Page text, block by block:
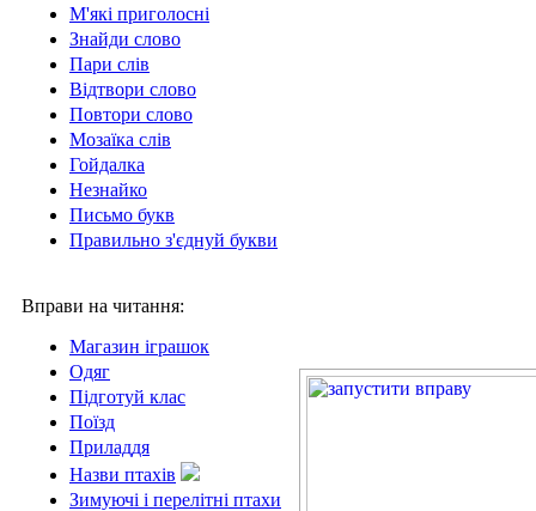
М'які приголосні
Знайди слово
Пари слів
Відтвори слово
Повтори слово
Мозаїка слів
Гойдалка
Незнайко
Письмо букв
Правильно з'єднуй букви
Вправи на читання:
Магазин іграшок
Одяг
Підготуй клас
Поїзд
Приладдя
Назви птахів
Зимуючі і перелітні птахи